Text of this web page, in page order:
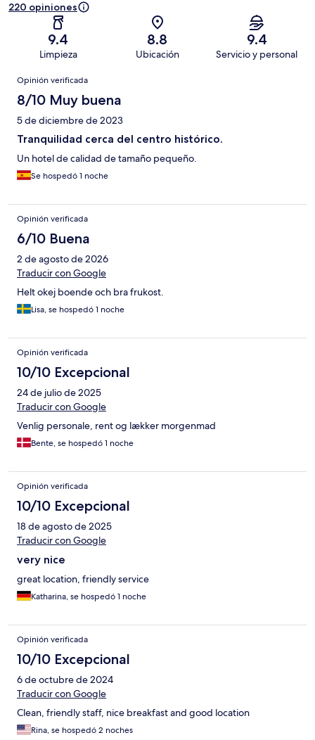
220 opiniones
9.4
Limpieza
8.8
Ubicación
9.4
Servicio y personal
Opiniones
Opinión verificada
8/10 Muy buena
5 de diciembre de 2023
Tranquilidad cerca del centro histórico.
Un hotel de calidad de tamaño pequeño.
Se hospedó 1 noche
Opinión verificada
6/10 Buena
2 de agosto de 2026
Traducir con Google
Helt okej boende och bra frukost.
Lisa, se hospedó 1 noche
Opinión verificada
10/10 Excepcional
24 de julio de 2025
Traducir con Google
Venlig personale, rent og lækker morgenmad
Bente, se hospedó 1 noche
Opinión verificada
10/10 Excepcional
18 de agosto de 2025
Traducir con Google
very nice
great location, friendly service
Katharina, se hospedó 1 noche
Opinión verificada
10/10 Excepcional
6 de octubre de 2024
Traducir con Google
Clean, friendly staff, nice breakfast and good location
Rina, se hospedó 2 noches